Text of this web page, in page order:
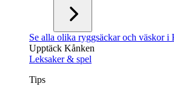
Se alla olika ryggsäckar och väskor i
Upptäck Kånken
Leksaker & spel
Tips